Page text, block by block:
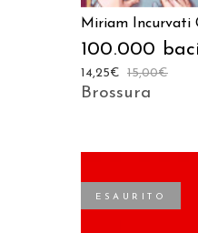
Miriam Incurvati
100.000 baci
15,00€
14,25€
Brossura
ESAURITO